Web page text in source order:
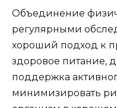
Объединение
регулярными
хороший подход к
здоровое питание,
поддержка
минимизировать